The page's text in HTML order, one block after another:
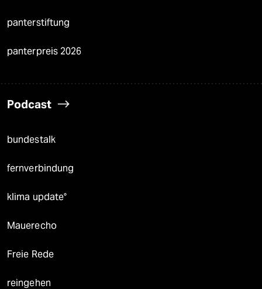
panterstiftung
panterpreis 2026
Podcast
bundestalk
fernverbindung
klima update°
Mauerecho
Freie Rede
reingehen